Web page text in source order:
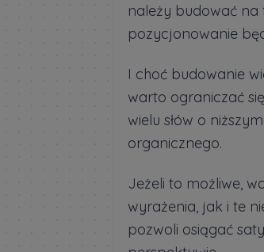
należy budować
pozycjonowanie
I choć budowanie
warto ograniczać
wielu słów o
organicznego.
Jeżeli to możliwe,
wyrażenia, jak i te
pozwoli osiągać